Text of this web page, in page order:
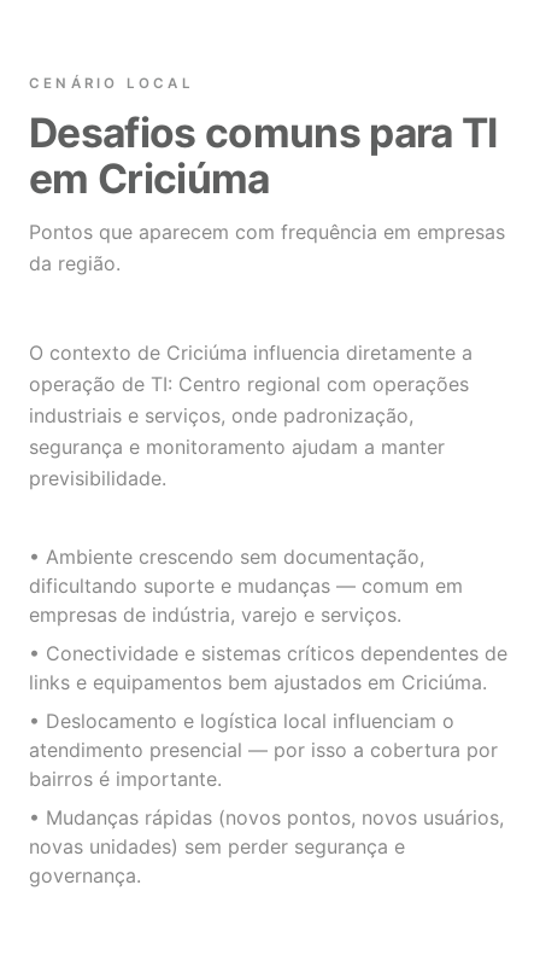
CENÁRIO LOCAL
Desafios comuns para TI
em Criciúma
Pontos que aparecem com frequência em empresas
da região.
O contexto de Criciúma influencia diretamente a
operação de TI: Centro regional com operações
industriais e serviços, onde padronização,
segurança e monitoramento ajudam a manter
previsibilidade.
• Ambiente crescendo sem documentação,
dificultando suporte e mudanças — comum em
empresas de indústria, varejo e serviços.
• Conectividade e sistemas críticos dependentes de
links e equipamentos bem ajustados em Criciúma.
• Deslocamento e logística local influenciam o
atendimento presencial — por isso a cobertura por
bairros é importante.
• Mudanças rápidas (novos pontos, novos usuários,
novas unidades) sem perder segurança e
governança.